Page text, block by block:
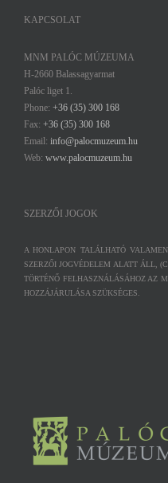
KAPCSOLAT
MNM PALÓC MÚZEUMA
H-2660 Balassagyarmat
Palóc liget 1.
Phone: +36 (35) 300 168
Fax: +36 (35) 300 168
Email: info@palocmuzeum.hu
Web: www.palocmuzeum.hu
SZERZŐI JOGOK
A HONLAPON TALÁLHATÓ
SZERZŐI JOGVÉDELEM ALATT ÁLL,
TÖRTÉNŐ FELHASZNÁLÁSÁHOZ AZ
HOZZÁJÁRULÁSA SZÜKSÉGES.